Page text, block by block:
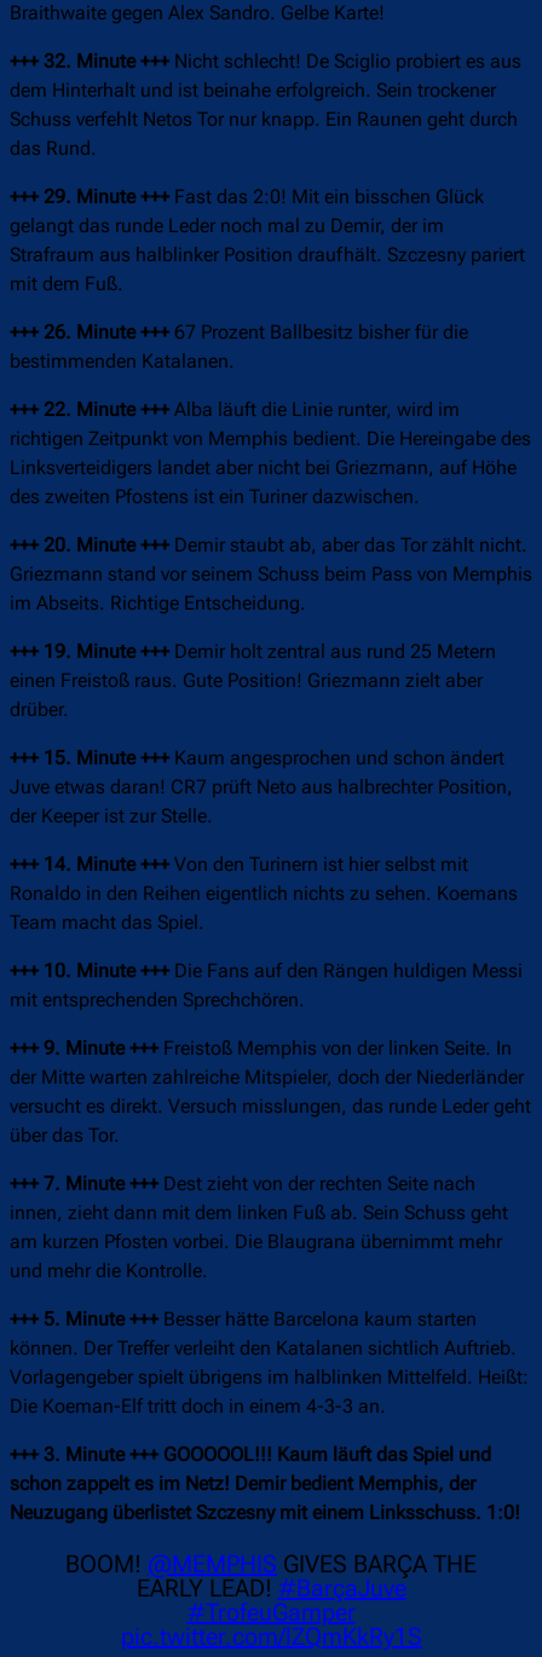
Braithwaite gegen Alex Sandro. Gelbe Karte!
+++ 32. Minute +++ Nicht schlecht! De Sciglio probiert es aus
dem Hinterhalt und ist beinahe erfolgreich. Sein trockener
Schuss verfehlt Netos Tor nur knapp. Ein Raunen geht durch
das Rund.
+++ 29. Minute +++ Fast das 2:0! Mit ein bisschen Glück
gelangt das runde Leder noch mal zu Demir, der im
Strafraum aus halblinker Position draufhält. Szczesny pariert
mit dem Fuß.
+++ 26. Minute +++ 67 Prozent Ballbesitz bisher für die
bestimmenden Katalanen.
+++ 22. Minute +++ Alba läuft die Linie runter, wird im
richtigen Zeitpunkt von Memphis bedient. Die Hereingabe des
Linksverteidigers landet aber nicht bei Griezmann, auf Höhe
des zweiten Pfostens ist ein Turiner dazwischen.
+++ 20. Minute +++ Demir staubt ab, aber das Tor zählt nicht.
Griezmann stand vor seinem Schuss beim Pass von Memphis
im Abseits. Richtige Entscheidung.
+++ 19. Minute +++ Demir holt zentral aus rund 25 Metern
einen Freistoß raus. Gute Position! Griezmann zielt aber
drüber.
+++ 15. Minute +++ Kaum angesprochen und schon ändert
Juve etwas daran! CR7 prüft Neto aus halbrechter Position,
der Keeper ist zur Stelle.
+++ 14. Minute +++ Von den Turinern ist hier selbst mit
Ronaldo in den Reihen eigentlich nichts zu sehen. Koemans
Team macht das Spiel.
+++ 10. Minute +++ Die Fans auf den Rängen huldigen Messi
mit entsprechenden Sprechchören.
+++ 9. Minute +++ Freistoß Memphis von der linken Seite. In
der Mitte warten zahlreiche Mitspieler, doch der Niederländer
versucht es direkt. Versuch misslungen, das runde Leder geht
über das Tor.
+++ 7. Minute +++ Dest zieht von der rechten Seite nach
innen, zieht dann mit dem linken Fuß ab. Sein Schuss geht
am kurzen Pfosten vorbei. Die Blaugrana übernimmt mehr
und mehr die Kontrolle.
+++ 5. Minute +++ Besser hätte Barcelona kaum starten
können. Der Treffer verleiht den Katalanen sichtlich Auftrieb.
Vorlagengeber spielt übrigens im halblinken Mittelfeld. Heißt:
Die Koeman-Elf tritt doch in einem 4-3-3 an.
+++ 3. Minute +++ GOOOOOL!!! Kaum läuft das Spiel und
schon zappelt es im Netz! Demir bedient Memphis, der
Neuzugang überlistet Szczesny mit einem Linksschuss. 1:0!
BOOM! @MEMPHIS GIVES BARÇA THE
EARLY LEAD! #BarçaJuve
#TrofeuGamper
pic.twitter.com/lZQmKkRy1S